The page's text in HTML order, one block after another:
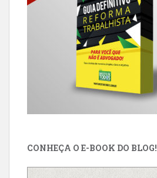
CONHEÇA O E-BOOK DO BLOG!